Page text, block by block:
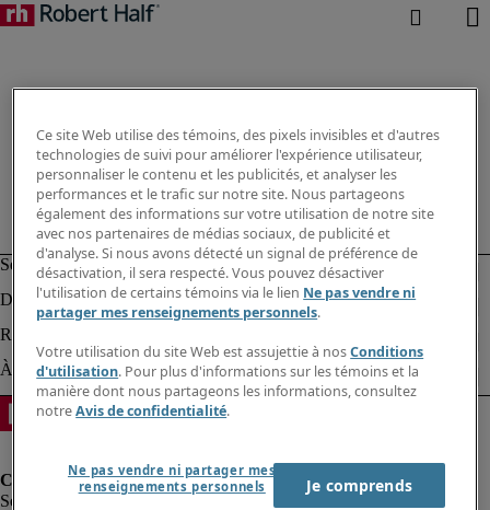
Ce site Web utilise des témoins, des pixels invisibles et d'autres
technologies de suivi pour améliorer l'expérience utilisateur,
personnaliser le contenu et les publicités, et analyser les
performances et le trafic sur notre site. Nous partageons
également des informations sur votre utilisation de notre site
avec nos partenaires de médias sociaux, de publicité et
d'analyse. Si nous avons détecté un signal de préférence de
désactivation, il sera respecté. Vous pouvez désactiver
l'utilisation de certains témoins via le lien Ne pas vendre ni
partager mes renseignements personnels.
Votre utilisation du site Web est assujettie à nosConditions
d'utilisation. Pour plus d'informations sur les témoins et la
manière dont nous partageons les informations, consultez
notreAvis de confidentialité.
Ne pas vendre ni partager mes
renseignements personnels
Je comprends